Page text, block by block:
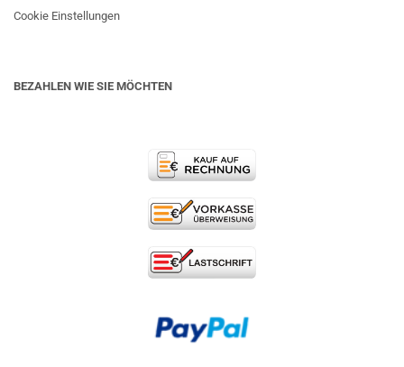
Cookie Einstellungen
BEZAHLEN WIE SIE MÖCHTEN